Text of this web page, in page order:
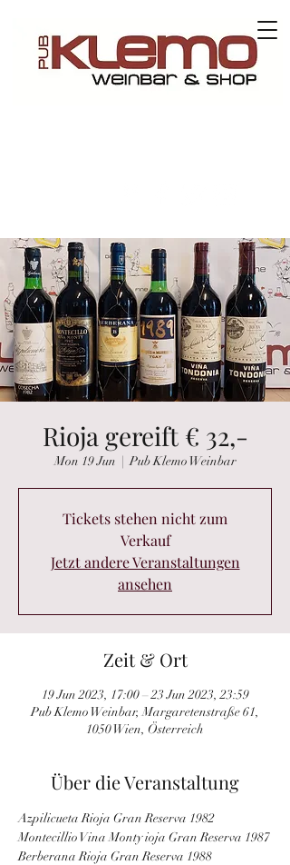
Rioja gereift € 32,-
Mon 19 Jun
  |
Pub Klemo Weinbar
Tickets stehen nicht zum
Verkauf
Jetzt andere Veranstaltungen
ansehen
Zeit & Ort
19 Jun 2023, 17:00 – 23 Jun 2023, 23:59
Pub Klemo Weinbar, Margaretenstraße 61,
1050 Wien, Österreich
Über die Veranstaltung
Azpilicueta Rioja Gran Reserva 1982
Montecillio Vina Monty ioja Gran Reserva 1987
Berberana Rioja Gran Reserva 1988